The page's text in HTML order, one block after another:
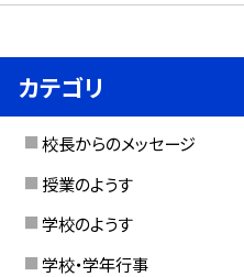
カテゴリ
校長からのメッセージ
授業のようす
学校のようす
学校・学年行事